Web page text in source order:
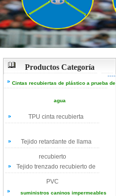
Productos Categoría
Cintas recubiertas de plástico a prueba de
agua
TPU cinta recubierta
Tejido retardante de llama
recubierto
Tejido trenzado recubierto de
PVC
suministros caninos impermeables